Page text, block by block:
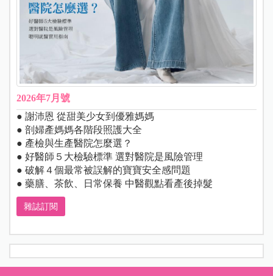
2026年7月號
● 謝沛恩 從甜美少女到優雅媽媽
● 剖婦產媽媽各階段照護大全
● 產檢與生產醫院怎麼選？
● 好醫師５大檢驗標準 選對醫院是風險管理
● 破解４個最常被誤解的寶寶安全感問題
● 藥膳、茶飲、日常保養 中醫觀點看產後掉髮
雜誌訂閱